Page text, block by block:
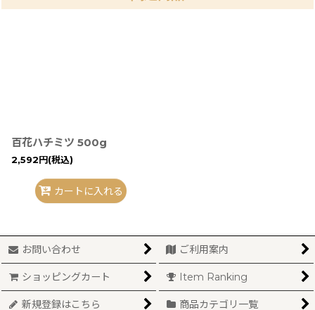
百花ハチミツ 500g
2,592円(税込)
カートに入れる
お問い合わせ ご利用案内
ショッピングカート Item Ranking
新規登録はこちら 商品カテゴリ一覧